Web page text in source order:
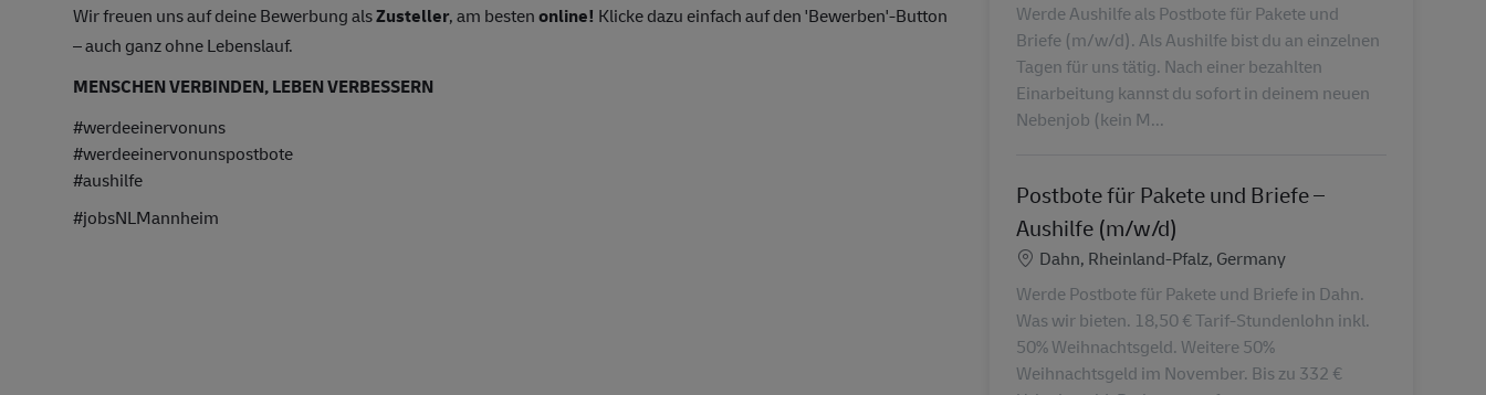
Wir freuen uns auf deine Bewerbung alsZusteller, am bestenonline! Klicke dazu einfach auf den 'Bewerben'-Button
– auch ganz ohne Lebenslauf.
MENSCHEN VERBINDEN, LEBEN VERBESSERN
#werdeeinervonuns
#werdeeinervonunspostbote
#aushilfe
#jobsNLMannheim
Werde Aushilfe als Postbote für Pakete und
Briefe (m/w/d). Als Aushilfe bist du an einzelnen
Tagen für uns tätig. Nach einer bezahlten
Einarbeitung kannst du sofort in deinem neuen
Nebenjob (kein M...
Postbote für Pakete und Briefe –
Aushilfe (m/w/d)
Ubicación
Dahn, Rheinland-Pfalz, Germany
Werde Postbote für Pakete und Briefe in Dahn.
Was wir bieten. 18,50 € Tarif-Stundenlohn inkl.
50% Weihnachtsgeld. Weitere 50%
Weihnachtsgeld im November. Bis zu 332 €